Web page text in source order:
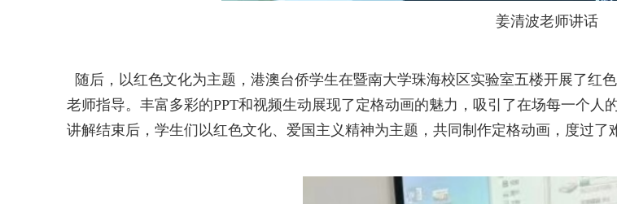
姜清波老师讲话
随后，以红色文化为主题，港澳台侨学生在暨南大学珠海校区实验室五楼开展了红
老师指导。丰富多彩的PPT和视频生动展现了定格动画的魅力，吸引了在场每一个人
讲解结束后，学生们以红色文化、爱国主义精神为主题，共同制作定格动画，度过了